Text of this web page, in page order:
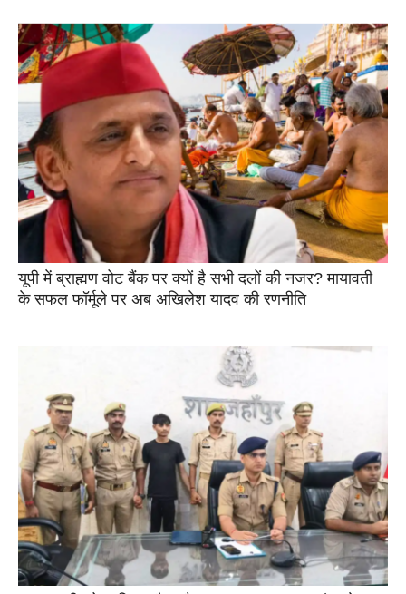
यूपी में ब्राह्मण वोट बैंक पर क्यों है सभी दलों की नजर? मायावती
के सफल फॉर्मूले पर अब अखिलेश यादव की रणनीति